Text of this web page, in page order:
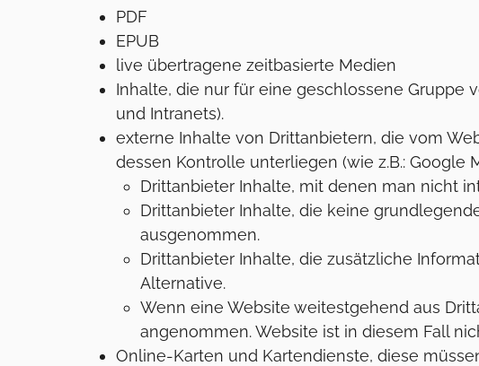
PDF
EPUB
live übertragene zeitbasierte Medien
Inhalte, die nur für eine geschlossene Gruppe
und Intranets).
externe Inhalte von Drittanbietern, die vom
dessen Kontrolle unterliegen (wie z.B.: Google
Drittanbieter Inhalte, mit denen man nicht
Drittanbieter Inhalte, die keine
ausgenommen.
Drittanbieter Inhalte, die zusätzliche
Alternative.
Wenn eine Website weitestgehend aus
angenommen. Website ist in diesem Fall
Online-Karten und Kartendienste, diese